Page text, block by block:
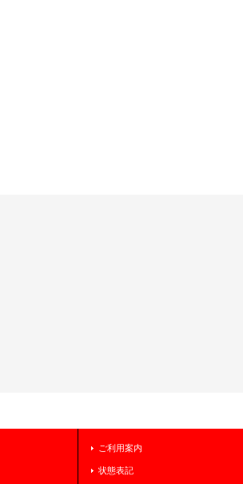
ご利用案内
状態表記